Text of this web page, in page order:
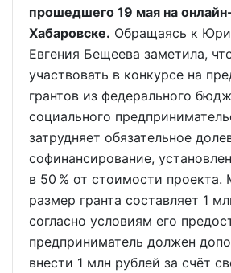
прошедшего 19 мая на
Хабаровске. Обращаясь к
Евгения Бещеева заметила,
участвовать в конкурсе на
грантов из федерального
социального
затрудняет обязательное
софинансирование,
в 50 % от стоимости
размер гранта составляет 1
согласно условиям его
предприниматель должен
внести 1 млн рублей за счёт